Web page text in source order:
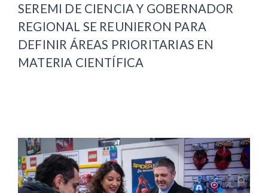
SEREMI DE CIENCIA Y GOBERNADOR
REGIONAL SE REUNIERON PARA
DEFINIR ÁREAS PRIORITARIAS EN
MATERIA CIENTÍFICA